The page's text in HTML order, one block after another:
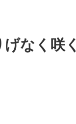
なく咲く